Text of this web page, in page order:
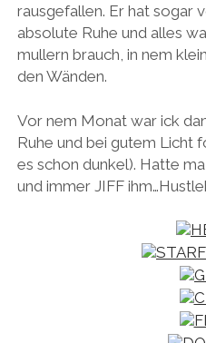
rausgefallen. Er hat sogar
absolute Ruhe und alles
mullern brauch, in nem
den Wänden.
Vor nem Monat war ick
Ruhe und bei gutem Licht
es schon dunkel). Hatte
und immer JIFF